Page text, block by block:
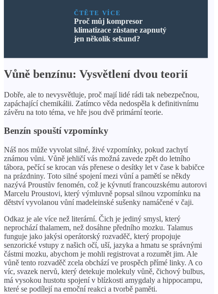
ČTĚTE VÍCE
Proč můj kompresor
klimatizace zůstane zapnutý
jen několik sekund?
Vůně benzínu: Vysvětlení dvou teorií
Dobře, ale to nevysvětluje, proč mají lidé rádi tak nebezpečnou,
zapáchající chemikálii. Zatímco věda nedospěla k definitivnímu
závěru na toto téma, ve hře jsou dvě primární teorie.
Benzín spouští vzpomínky
Náš nos může vyvolat silné, živé vzpomínky, pokud zachytí
známou vůni. Vůně jehličí vás možná zavede zpět do letního
tábora, pečící se krocan vás přenese o desítky let v čase k babičce
na prázdniny. Toto silné spojení mezi vůní a pamětí se někdy
nazývá Proustův fenomén, což je kývnutí francouzskému autorovi
Marcelu Proustovi, který výmluvně popsal silnou vzpomínku na
dětství vyvolanou vůní madeleinské sušenky namáčené v čaji.
Odkaz je ale více než literární. Čich je jediný smysl, který
neprochází thalamem, než dosáhne předního mozku. Talamus
funguje jako jakýsi operátorský rozvaděč, který propojuje
senzorické vstupy z našich očí, uší, jazyka a hmatu se správnými
částmi mozku, abychom je mohli registrovat a rozumět jim. Ale
vůně tento rozvaděč zcela obchází ve prospěch přímé linky. A co
víc, svazek nervů, který detekuje molekuly vůně, čichový bulbus,
má vysokou hustotu spojení v blízkosti amygdaly a hippocampu,
které se podílejí na emoční reakci a tvorbě paměti.